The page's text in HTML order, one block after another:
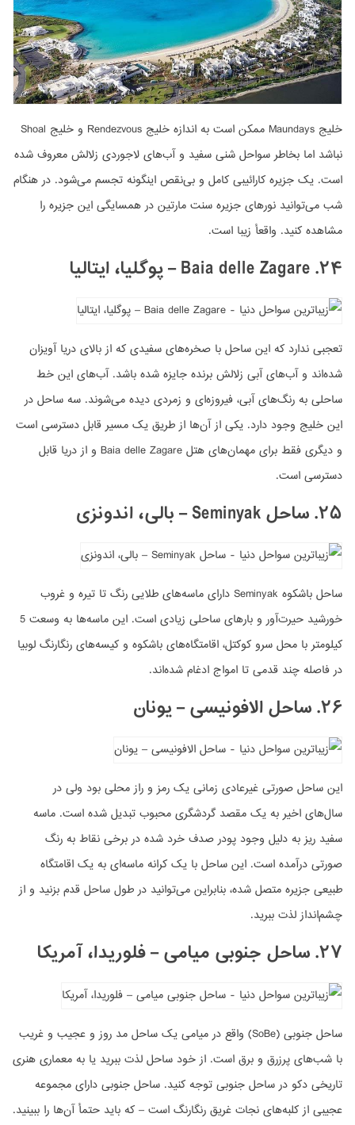
خلیج Maundays ممکن است به اندازه خلیج Rendezvous و خلیج Shoal
نباشد اما بخاطر سواحل شنی سفید و آب‌های لاجوردی زلالش معروف شده
است. یک جزیره کارائیبی کامل و بی‌نقص اینگونه تجسم می‌شود. در هنگام
شب می‌توانید نورهای جزیره سنت مارتین در همسایگی این جزیره را
مشاهده کنید. واقعأ زیبا است.
۲۴. Baia delle Zagare – پوگلیا، ایتالیا
تعجبی ندارد که این ساحل با صخره‌های سفیدی که از بالای دریا آویزان
شده‌اند و آب‌های آبی زلالش برنده جایزه شده باشد. آب‌های این خط
ساحلی به رنگ‌های آبی، فیروزه‌ای و زمردی دیده می‌شوند. سه ساحل در
این خلیج وجود دارد. یکی از آن‌ها از طریق یک مسیر قابل دسترسی است
و دیگری فقط برای مهمان‌های هتل Baia delle Zagare و از دریا قابل
دسترسی است.
۲۵. ساحل Seminyak – بالی، اندونزی
ساحل باشکوه Seminyak دارای ماسه‌های طلایی رنگ تا تیره و غروب
خورشید حیرت‌آور و بارهای ساحلی زیادی است. این ماسه‌ها به وسعت 5
کیلومتر با محل سرو کوکتل، اقامتگاه‌های باشکوه و کیسه‌های رنگارنگ لوبیا
در فاصله چند قدمی تا امواج ادغام شده‌اند.
۲۶. ساحل الافونیسی – یونان
این ساحل صورتی غیرعادی زمانی یک رمز و راز محلی بود ولی در
سال‌های اخیر به یک مقصد گردشگری محبوب تبدیل شده است. ماسه
سفید ریز به دلیل وجود پودر صدف خرد شده در برخی نقاط به رنگ
صورتی درآمده است. این ساحل با یک کرانه ماسه‌ای به یک اقامتگاه
طبیعی جزیره متصل شده، بنابراین می‌توانید در طول ساحل قدم بزنید و از
چشم‌انداز لذت ببرید.
۲۷. ساحل جنوبی میامی – فلوریدا، آمریکا
ساحل جنوبی (SoBe) واقع در میامی یک ساحل مد روز و عجیب و غریب
با شب‌های پرزرق و برق است. از خود ساحل لذت ببرید یا به معماری هنری
تاریخی دکو در ساحل جنوبی توجه کنید. ساحل جنوبی دارای مجموعه
عجیبی از کلبه‌های نجات غریق رنگارنگ است – که باید حتمأ آن‌ها را ببینید.